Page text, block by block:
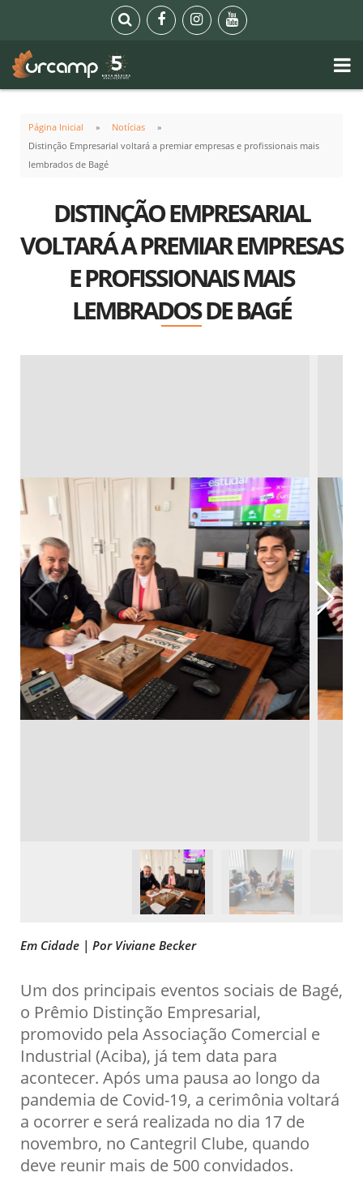
Página Inicial
Notícias
Distinção Empresarial voltará a premiar empresas e profissionais mais
lembrados de Bagé
DISTINÇÃO EMPRESARIAL
VOLTARÁ A PREMIAR EMPRESAS
E PROFISSIONAIS MAIS
LEMBRADOS DE BAGÉ
Em Cidade | Por Viviane Becker
Um dos principais eventos sociais de Bagé,
o Prêmio Distinção Empresarial,
promovido pela Associação Comercial e
Industrial (Aciba), já tem data para
acontecer. Após uma pausa ao longo da
pandemia de Covid-19, a cerimônia voltará
a ocorrer e será realizada no dia 17 de
novembro, no Cantegril Clube, quando
deve reunir mais de 500 convidados.